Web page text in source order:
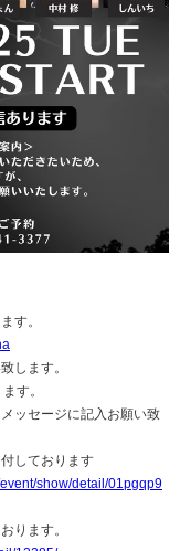
す。
します。
す。
ッセージに記入お願い致
しております
show/detail/01pgqp9
ります。